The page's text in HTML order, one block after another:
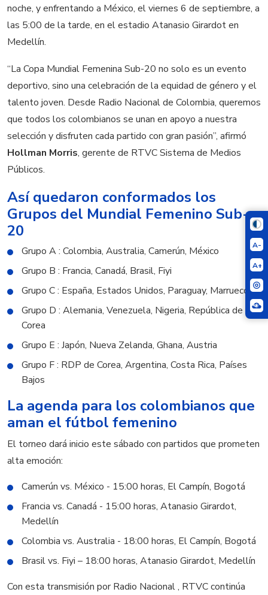
A-
A+
noche, y enfrentando a México, el viernes 6 de septiembre, a
las 5:00 de la tarde, en el estadio Atanasio Girardot en
Medellín.
“La Copa Mundial Femenina Sub-20 no solo es un evento
deportivo, sino una celebración de la equidad de género y el
talento joven. Desde Radio Nacional de Colombia, queremos
que todos los colombianos se unan en apoyo a nuestra
selección y disfruten cada partido con gran pasión”, afirmó
Hollman Morris, gerente de RTVC Sistema de Medios
Públicos.
Así quedaron conformados los
Grupos del Mundial Femenino Sub-
20
Grupo A : Colombia, Australia, Camerún, México
Grupo B : Francia, Canadá, Brasil, Fiyi
Grupo C : España, Estados Unidos, Paraguay, Marruecos
Grupo D : Alemania, Venezuela, Nigeria, República de
Corea
Grupo E : Japón, Nueva Zelanda, Ghana, Austria
Grupo F : RDP de Corea, Argentina, Costa Rica, Países
Bajos
La agenda para los colombianos que
aman el fútbol femenino
El torneo dará inicio este sábado con partidos que prometen
alta emoción:
Camerún vs. México - 15:00 horas, El Campín, Bogotá
Francia vs. Canadá - 15:00 horas, Atanasio Girardot,
Medellín
Colombia vs. Australia - 18:00 horas, El Campín, Bogotá
Brasil vs. Fiyi – 18:00 horas, Atanasio Girardot, Medellín
Con esta transmisión por Radio Nacional , RTVC continúa